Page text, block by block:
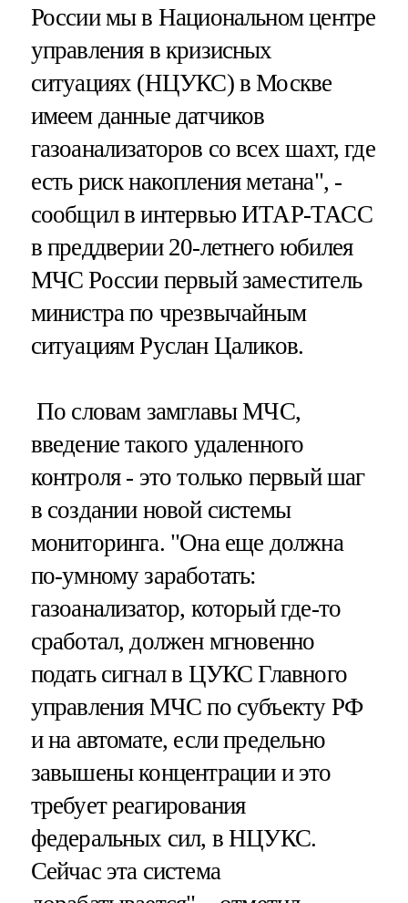
России мы в Национальном центре
управления в кризисных
ситуациях (НЦУКС) в Москве
имеем данные датчиков
газоанализаторов со всех шахт, где
есть риск накопления метана", -
сообщил в интервью ИТАР-ТАСС
в преддверии 20-летнего юбилея
МЧС России первый заместитель
министра по чрезвычайным
ситуациям Руслан Цаликов.
По словам замглавы МЧС,
введение такого удаленного
контроля - это только первый шаг
в создании новой системы
мониторинга. "Она еще должна
по-умному заработать:
газоанализатор, который где-то
сработал, должен мгновенно
подать сигнал в ЦУКС Главного
управления МЧС по субъекту РФ
и на автомате, если предельно
завышены концентрации и это
требует реагирования
федеральных сил, в НЦУКС.
Сейчас эта система